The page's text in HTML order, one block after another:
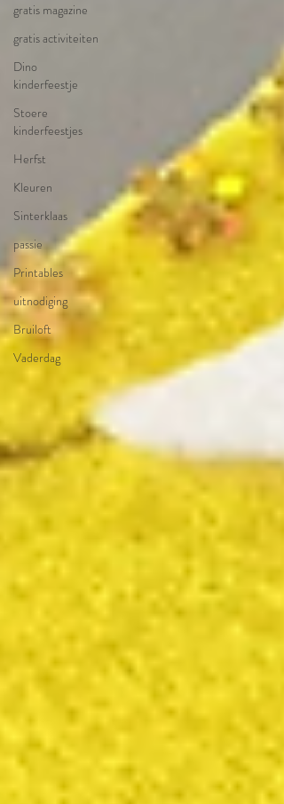
gratis magazine
gratis activiteiten
Dino
kinderfeestje
Stoere
kinderfeestjes
Herfst
Kleuren
Sinterklaas
passie
Printables
uitnodiging
Bruiloft
Vaderdag